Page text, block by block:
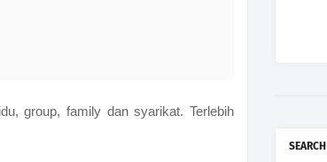
group, family dan syarikat. Terlebih